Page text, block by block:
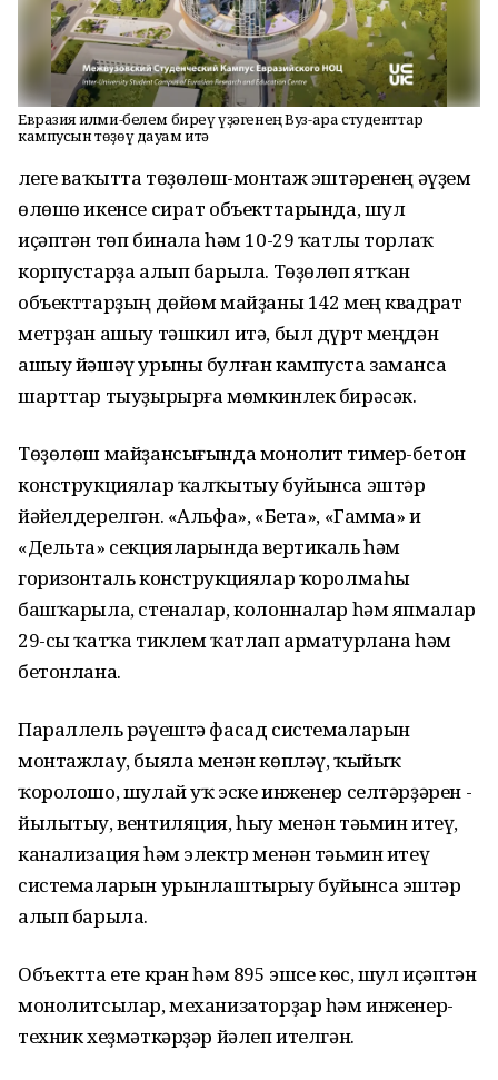
Евразия ғилми-белем биреү үҙәгенең Вуз-ара студенттар
кампусын төҙөү дауам итә
Әлеге ваҡытта төҙөлөш-монтаж эштәренең әүҙем
өлөшө икенсе сират объекттарында, шул
иҫәптән төп бинала һәм 10-29 ҡатлы торлаҡ
корпустарҙа алып барыла. Төҙөлөп ятҡан
объекттарҙың дөйөм майҙаны 142 мең квадрат
метрҙан ашыу тәшкил итә, был дүрт меңдән
ашыу йәшәү урыны булған кампуста заманса
шарттар тыуҙырырға мөмкинлек бирәсәк.
Төҙөлөш майҙансығында монолит тимер-бетон
конструкциялар ҡалҡытыу буйынса эштәр
йәйелдерелгән. «Альфа», «Бета», «Гамма» и
«Дельта» секцияларында вертикаль һәм
горизонталь конструкциялар ҡоролмаһы
башҡарыла, стеналар, колонналар һәм япмалар
29-сы ҡатҡа тиклем ҡатлап арматурлана һәм
бетонлана.
Параллель рәүештә фасад системаларын
монтажлау, быяла менән көпләү, ҡыйыҡ
ҡоролошо, шулай уҡ эске инженер селтәрҙәрен -
йылытыу, вентиляция, һыу менән тәьмин итеү,
канализация һәм электр менән тәьмин итеү
системаларын урынлаштырыу буйынса эштәр
алып барыла.
Объектта ете кран һәм 895 эшсе көс, шул иҫәптән
монолитсылар, механизаторҙар һәм инженер-
техник хеҙмәткәрҙәр йәлеп ителгән.